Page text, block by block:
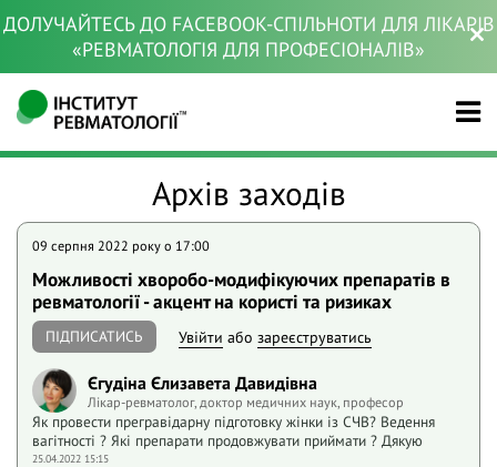
ДОЛУЧАЙТЕСЬ ДО FACEBOOK-СПІЛЬНОТИ ДЛЯ ЛІКАРІВ
«РЕВМАТОЛОГІЯ ДЛЯ ПРОФЕСІОНАЛІВ»
Архів заходів
09 серпня 2022 року o 17:00
Можливості хворобо-модифікуючих препаратів в
ревматології - акцент на користі та ризиках
ПІДПИСАТИСЬ Увійти або зареєструватись
Єгудіна Єлизавета Давидівна
Лікар-ревматолог, доктор медичних наук, професор
Як провести прегравідарну підготовку жінки із СЧВ? Ведення
вагітності ? Які препарати продовжувати приймати ? Дякую
25.04.2022 15:15